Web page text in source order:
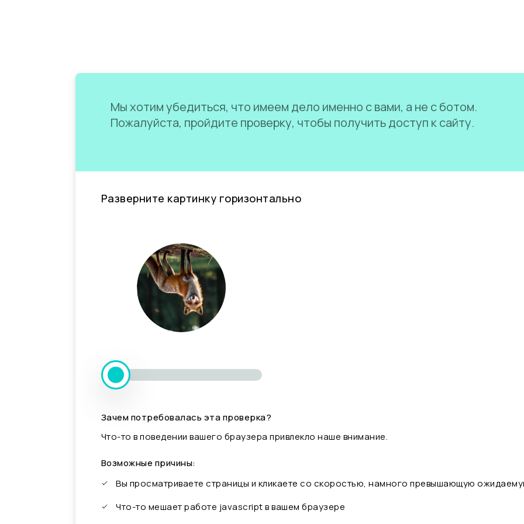
Мы хотим убедиться, что имеем дело именно с вами, а не с ботом.
Пожалуйста, пройдите проверку, чтобы получить доступ к сайту.
Разверните картинку горизонтально
Зачем потребовалась эта проверка?
Что-то в поведении вашего браузера привлекло наше внимание.
Возможные причины:
Вы просматриваете страницы и кликаете со скоростью, намного превышающую
Что-то мешает работе javascript в вашем браузере